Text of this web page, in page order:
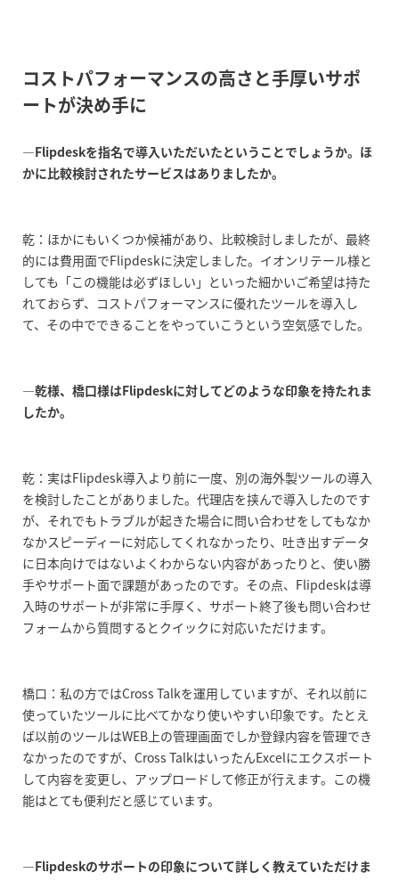
コストパフォーマンスの高さと手厚いサポ
ートが決め手に
―Flipdeskを指名で導入いただいたということでしょうか。ほ
かに比較検討されたサービスはありましたか。
乾：ほかにもいくつか候補があり、比較検討しましたが、最終
的には費用面でFlipdeskに決定しました。イオンリテール様と
しても「この機能は必ずほしい」といった細かいご希望は持た
れておらず、コストパフォーマンスに優れたツールを導入し
て、その中でできることをやっていこうという空気感でした。
―乾様、橋口様はFlipdeskに対してどのような印象を持たれま
したか。
乾：実はFlipdesk導入より前に一度、別の海外製ツールの導入
を検討したことがありました。代理店を挟んで導入したのです
が、それでもトラブルが起きた場合に問い合わせをしてもなか
なかスピーディーに対応してくれなかったり、吐き出すデータ
に日本向けではないよくわからない内容があったりと、使い勝
手やサポート面で課題があったのです。その点、Flipdeskは導
入時のサポートが非常に手厚く、サポート終了後も問い合わせ
フォームから質問するとクイックに対応いただけます。
橋口：私の方ではCross Talkを運用していますが、それ以前に
使っていたツールに比べてかなり使いやすい印象です。たとえ
ば以前のツールはWEB上の管理画面でしか登録内容を管理でき
なかったのですが、Cross TalkはいったんExcelにエクスポート
して内容を変更し、アップロードして修正が行えます。この機
能はとても便利だと感じています。
―Flipdeskのサポートの印象について詳しく教えていただけま